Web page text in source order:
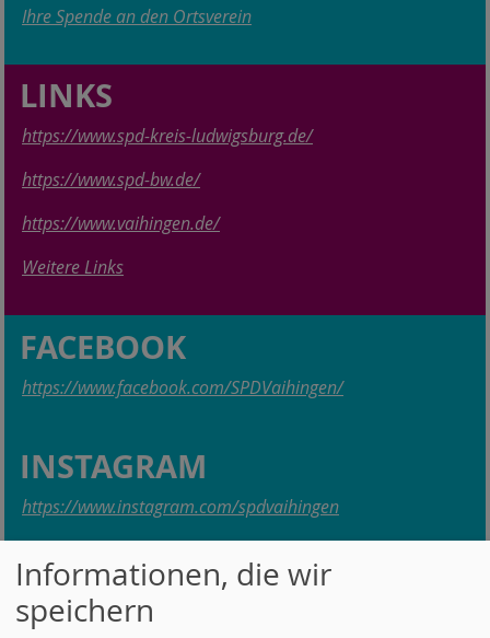
Ihre Spende an den Ortsverein
LINKS
https://www.spd-kreis-ludwigsburg.de/
https://www.spd-bw.de/
https://www.vaihingen.de/
Weitere Links
FACEBOOK
https://www.facebook.com/SPDVaihingen/
INSTAGRAM
https://www.instagram.com/spdvaihingen
MITMACHEN
Informationen, die wir
speichern